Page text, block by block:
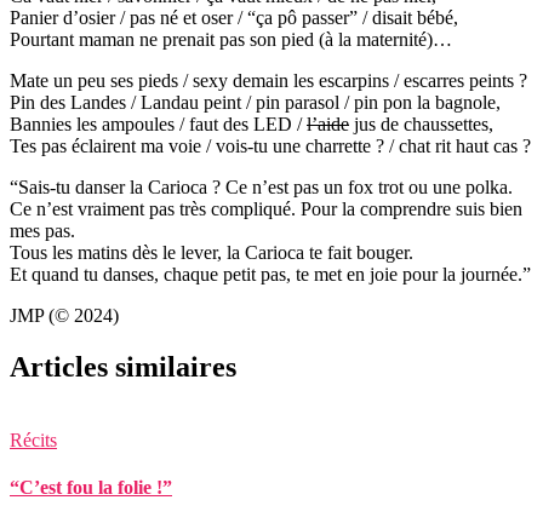
Panier d’osier / pas né et oser / “ça pô passer” / disait bébé,
Pourtant maman ne prenait pas son pied (à la maternité)…
Mate un peu ses pieds / sexy demain les escarpins / escarres peints ?
Pin des Landes / Landau peint / pin parasol / pin pon la bagnole,
Bannies les ampoules / faut des LED /l’aide jus de chaussettes,
Tes pas éclairent ma voie / vois-tu une charrette ? / chat rit haut cas ?
“Sais-tu danser la Carioca ? Ce n’est pas un fox trot ou une polka.
Ce n’est vraiment pas très compliqué. Pour la comprendre suis bien
mes pas.
Tous les matins dès le lever, la Carioca te fait bouger.
Et quand tu danses, chaque petit pas, te met en joie pour la journée.”
JMP (© 2024)
Articles similaires
Récits
“C’est fou la folie !”